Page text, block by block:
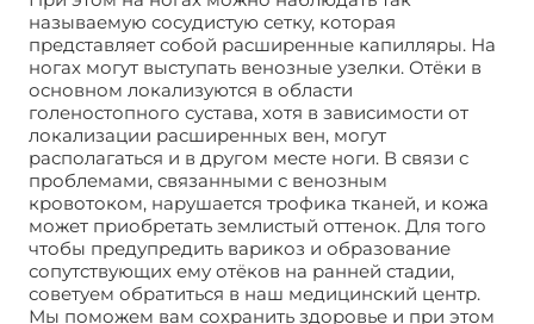
называемую сосудистую сетку, которая
представляет собой расширенные капилляры. На
ногах могут выступать венозные узелки. Отёки в
основном локализуются в области
голеностопного сустава, хотя в зависимости от
локализации расширенных вен, могут
располагаться и в другом месте ноги. В связи с
проблемами, связанными с венозным
кровотоком, нарушается трофика тканей, и кожа
может приобретать землистый оттенок. Для того
чтобы предупредить варикоз и образование
сопутствующих ему отёков на ранней стадии,
советуем обратиться в наш медицинский центр.
Мы поможем вам сохранить здоровье и при этом